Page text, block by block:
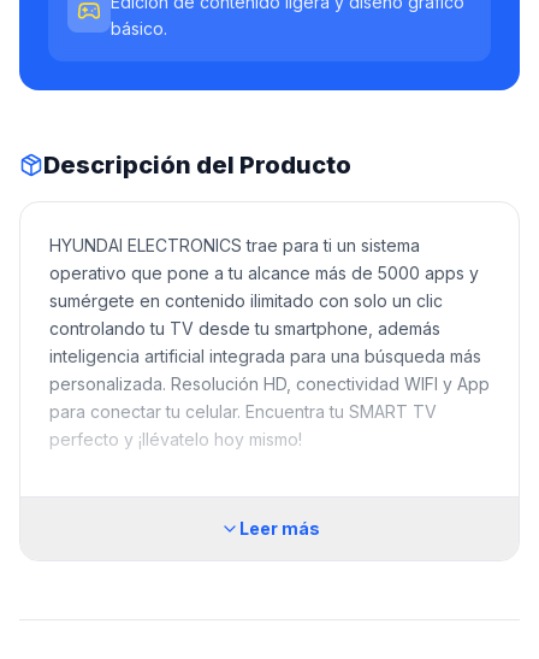
básico.
Descripción del Producto
HYUNDAI ELECTRONICS trae para ti un sistema
operativo que pone a tu alcance más de 5000 apps y
sumérgete en contenido ilimitado con solo un clic
controlando tu TV desde tu smartphone, además
inteligencia artificial integrada para una búsqueda más
personalizada. Resolución HD, conectividad WIFI y App
para conectar tu celular. Encuentra tu SMART TV
perfecto y ¡llévatelo hoy mismo!
Leer más